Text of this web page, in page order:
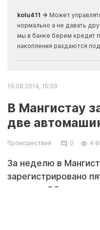
kolu411 → Может
нормально а не давать
мы в банке берем кредит
накопления раздаются
19.08.2014, 15:39
В Мангистау
две
Происшествия 0 4
За неделю в
зарегистрировано
горения. Об этом